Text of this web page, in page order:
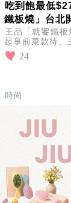
吃到飽最低
鐵板燒」台北
王品「就饗鐵
起享前菜款待、
全面升級，開
惠。
24
時尚